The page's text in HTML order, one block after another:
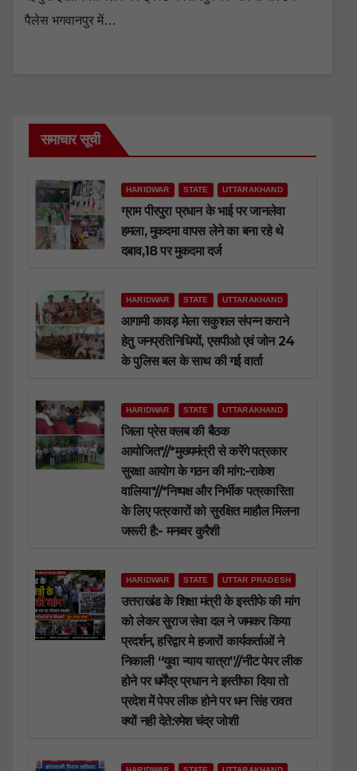
पैलेस भगवानपुर में…
समाचार सूची
HARIDWAR STATE UTTARAKHAND
ग्राम पीरपुरा प्रधान के भाई पर जानलेवा
हमला, मुकदमा वापस लेने का बना रहे थे
दबाव,18 पर मुकदमा दर्ज
HARIDWAR STATE UTTARAKHAND
आगामी कावड़ मेला सकुशल संपन्न कराने
हेतु जनप्रतिनिधियों, एसपीओ एवं जोन 24
के पुलिस बल के साथ की गई वार्ता
HARIDWAR STATE UTTARAKHAND
जिला प्रेस क्लब की बैठक
आयोजित*//*मुख्यमंत्री से करेंगे पत्रकार
सुरक्षा आयोग के गठन की मांग:-राकेश
वालिया*//*निष्पक्ष और निर्भीक पत्रकारिता
के लिए पत्रकारों को सुरक्षित माहौल मिलना
जरूरी है:- मनव्वर कुरैशी
HARIDWAR STATE UTTAR PRADESH
उत्तराखंड के शिक्षा मंत्री के इस्तीफे की मांग
को लेकर सुराज सेवा दल ने जमकर किया
प्रदर्शन, हरिद्वार मे हजारों कार्यकर्ताओं ने
निकाली “युवा न्याय यात्रा”//नीट पेपर लीक
होने पर धर्मेंद्र प्रधान ने इस्तीफा दिया तो
प्रदेश में पेपर लीक होने पर धन सिंह रावत
क्यों नही देते:रमेश चंद्र जोशी